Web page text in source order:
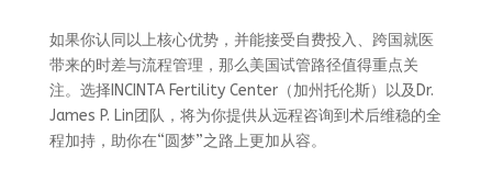
如果你认同以上核心优势，并能接受自费投入、跨国就医
带来的时差与流程管理，那么美国试管路径值得重点关
注。选择INCINTA Fertility Center（加州托伦斯）以及Dr.
James P. Lin团队，将为你提供从远程咨询到术后维稳的全
程加持，助你在“圆梦”之路上更加从容。